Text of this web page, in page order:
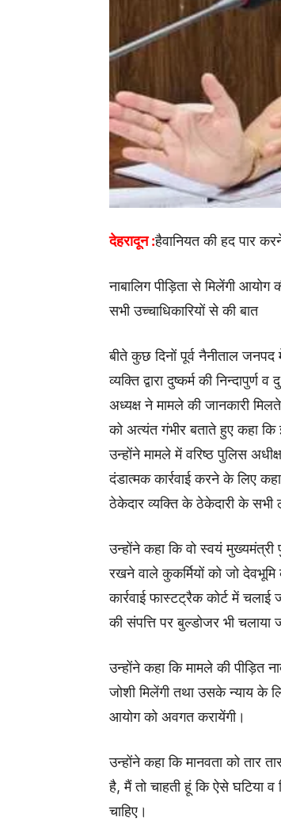
देहरादून :हैवानियत की हद पार
नाबालिग पीड़िता से मिलेंगी
सभी उच्चाधिकारियों से की बात
बीते कुछ दिनों पूर्व नैनीताल
व्यक्ति द्वारा दुष्कर्म की
अध्यक्ष ने मामले की जानकारी
को अत्यंत गंभीर बताते हुए कहा
उन्होंने मामले में वरिष्ठ पुलिस
दंडात्मक कार्रवाई करने के लिए
ठेकेदार व्यक्ति के ठेकेदारी के सभी
उन्होंने कहा कि वो स्वयं मुख्यमंत्री
रखने वाले कुकर्मियों को जो
कार्रवाई फास्टट्रैक कोर्ट में
की संपत्ति पर बुल्डोजर भी चलाया
उन्होंने कहा कि मामले की पीड़ित
जोशी मिलेंगी तथा उसके न्याय के
आयोग को अवगत करायेंगी।
उन्होंने कहा कि मानवता को तार
है, मैं तो चाहती हूं कि ऐसे घटिया व
चाहिए।